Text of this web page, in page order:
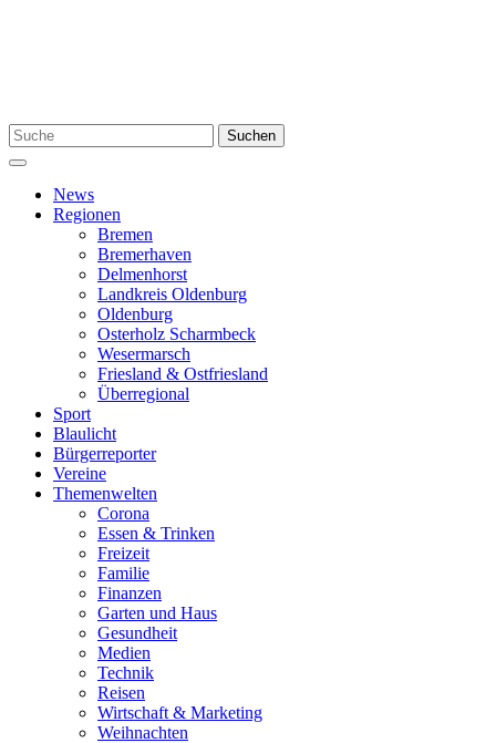
Suchen
nach:
Suchen
Menü
News
Regionen
Bremen
Bremerhaven
Delmenhorst
Landkreis Oldenburg
Oldenburg
Osterholz Scharmbeck
Wesermarsch
Friesland & Ostfriesland
Überregional
Sport
Blaulicht
Bürgerreporter
Vereine
Themenwelten
Corona
Essen & Trinken
Freizeit
Familie
Finanzen
Garten und Haus
Gesundheit
Medien
Technik
Reisen
Wirtschaft & Marketing
Weihnachten